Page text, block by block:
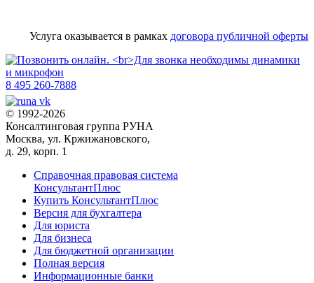
Услуга оказывается в рамках договора публичной оферты
8 495 260-7888
© 1992-2026
Консалтинговая группа РУНА
Москва, ул. Кржижановского,
д. 29, корп. 1
Справочная правовая система
КонсультантПлюс
Купить КонсультантПлюс
Версия для бухгалтера
Для юриста
Для бизнеса
Для бюджетной организации
Полная версия
Информационные банки